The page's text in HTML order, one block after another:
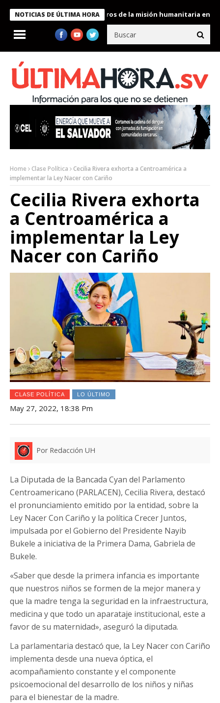
NOTICIAS DE ÚLTIMA HORA
condecora a miembros de la misión humanitaria enviada a
Home Clase Política
Cecilia Rivera exhorta a Centroamérica a
implementar la Ley Nacer con Cariño
Cecilia Rivera exhorta
a Centroamérica a
implementar la Ley
Nacer con Cariño
CLASE POLÍTICA LO ÚLTIMO
May 27, 2022, 18:38 Pm
Por Redacción UH
La Diputada de la Bancada Cyan del Parlamento
Centroamericano (PARLACEN), Cecilia Rivera, destacó
el pronunciamiento emitido por la entidad, sobre la
Ley Nacer Con Cariño y la política Crecer Juntos,
impulsada por el Gobierno del Presidente Nayib
Bukele a iniciativa de la Primera Dama, Gabriela de
Bukele.
«Saber que desde la primera infancia es importante
que nuestros niños se formen de la mejor manera y
que la madre tenga la seguridad en la infraestructura,
medicina y que todo un aparataje institucional, este a
favor de su maternidad», aseguró la diputada.
La parlamentaria destacó que, la Ley Nacer con Cariño
implementa desde una nueva óptica, el
acompañamiento constante y el componente
psicoemocional del desarrollo de los niños y niñas
para el bienestar de la madre.